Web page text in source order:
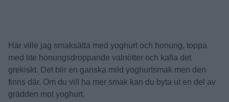
Här ville jag smaksätta med yoghurt och honung, toppa
med lite honungsdroppande valnötter och kalla det
grekiskt. Det blir en ganska mild yoghurtsmak men den
finns där. Om du vill ha mer smak kan du byta ut en del av
grädden mot yoghurt.